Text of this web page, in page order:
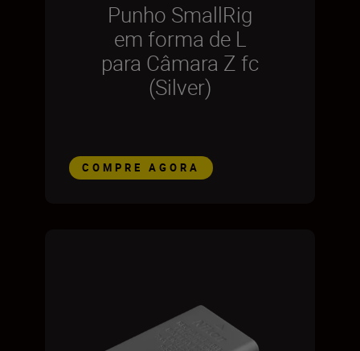
Punho SmallRig
em forma de L
para Câmara Z fc
(Silver)
COMPRE AGORA